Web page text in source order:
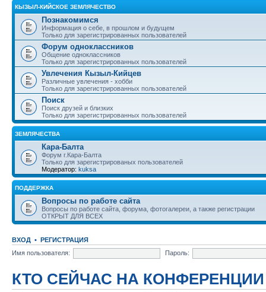
КЫЗЫЛ-КИЙСКОЕ ЗЕМЛЯЧЕСТВО
Познакомимся
Информация о себе, в прошлом и будущем
Только для зарегистрированных пользователей
Форум одноклассников
Общение одноклассников
Только для зарегистрированных пользователей
Увлечения Кызыл-Кийцев
Различные увлечения - хобби
Только для зарегистрированных пользователей
Поиск
Поиск друзей и близких
Только для зарегистрированных пользователей
ЗЕМЛЯЧЕСТВА
Кара-Балта
Форум г.Кара-Балта
Только для зарегистрированых пользователей
Модератор: kuksa
ПОДДЕРЖКА
Вопросы по работе сайта
Вопросы по работе сайта, форума, фотогалереи, а также регистрации
ОТКРЫТ ДЛЯ ВСЕХ
ВХОД • РЕГИСТРАЦИЯ
Имя пользователя:
Пароль:
КТО СЕЙЧАС НА КОНФЕРЕНЦИИ